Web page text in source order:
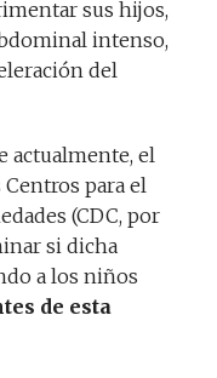
sus hijos,
intenso,
del
actualmente, el
para el
(CDC, por
si dicha
a los niños
de esta